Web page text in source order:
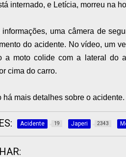
internado, e Letícia, morreu na
uma câmera de
do acidente. No vídeo, um
a moto colide com a lateral do
cima do carro.
há mais detalhes sobre o acidente.
Acidente 19 Japeri 2343